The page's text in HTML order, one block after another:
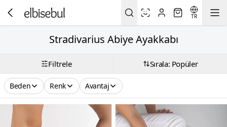
TR
Stradivarius Abiye Ayakkabı
Filtrele Sırala: Popüler
Beden Renk Avantaj